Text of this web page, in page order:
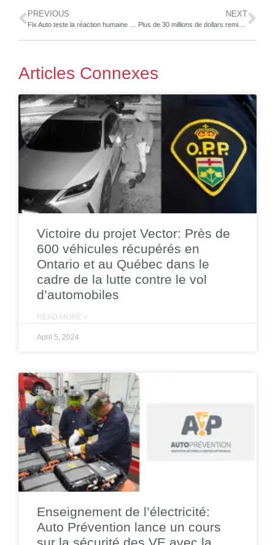
PREVIOUS NEXT
Plus de 30 millions de dollars remis à la STL, dans le cadre du programme du Fonds pour l’infrastructure en transport en commun
Articles Connexes
Victoire du projet Vector: Près de
600 véhicules récupérés en
Ontario et au Québec dans le
cadre de la lutte contre le vol
d’automobiles
READ MORE »
April 5, 2024
Enseignement de l’électricité:
Auto Prévention lance un cours